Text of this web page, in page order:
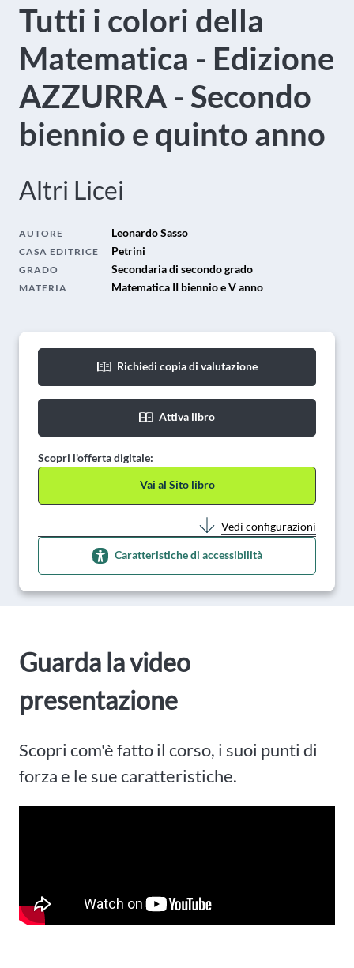
Tutti i colori della
Matematica - Edizione
AZZURRA - Secondo
biennio e quinto anno
Altri Licei
AUTORE Leonardo Sasso
CASA EDITRICE Petrini
GRADO Secondaria di secondo grado
MATERIA Matematica II biennio e V anno
Richiedi copia di valutazione
Attiva libro
Scopri l'offerta digitale:
Vai al Sito libro
Vedi configurazioni
Caratteristiche di accessibilità
Guarda la video
presentazione
Scopri com'è fatto il corso, i suoi punti di
forza e le sue caratteristiche.